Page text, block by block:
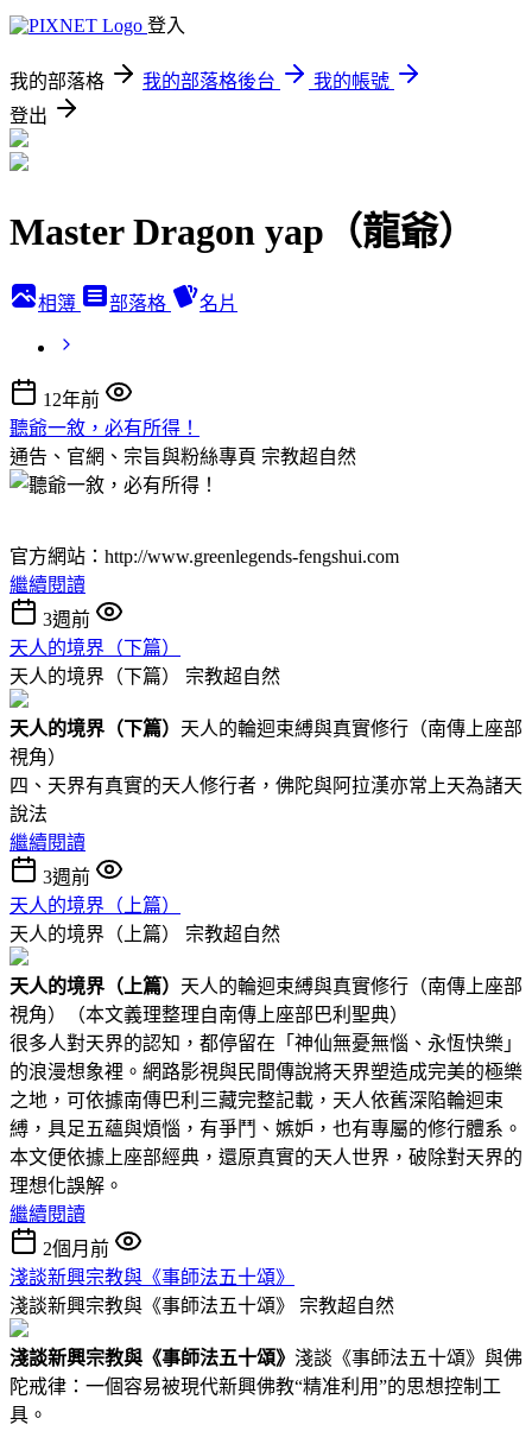
登入
我的部落格 我的部落格後台
我的帳號
登出
Master Dragon yap（龍爺）
相簿 部落格 名片
12年前
聽爺一敘，必有所得！
通告、官網、宗旨與粉絲專頁 宗教超自然
官方網站：http://www.greenlegends-fengshui.com
繼續閱讀
3週前
天人的境界（下篇）
天人的境界（下篇） 宗教超自然
天人的境界（下篇） 天人的輪迴束縛與真實修行（南傳上座部
視角）
四、天界有真實的天人修行者，佛陀與阿拉漢亦常上天為諸天
說法
繼續閱讀
3週前
天人的境界（上篇）
天人的境界（上篇） 宗教超自然
天人的境界（ 上篇） 天人的輪迴束縛與真實修行（南傳上座部
視角）（本文義理整理自南傳上座部巴利聖典）
很多人對天界的認知，都停留在「神仙無憂無惱、永恆快樂」
的浪漫想象裡。網路影視與民間傳說將天界塑造成完美的極樂
之地，可依據南傳巴利三藏完整記載，天人依舊深陷輪迴束
縛，具足五蘊與煩惱，有爭鬥、嫉妒，也有專屬的修行體系。
本文便依據上座部經典，還原真實的天人世界，破除對天界的
理想化誤解。
繼續閱讀
2個月前
淺談新興宗教與《事師法五十頌》
淺談新興宗教與《事師法五十頌》 宗教超自然
淺談新興宗教與 《事師法五十頌》 淺談《事師法五十頌》與佛
陀戒律：一個容易被現代新興佛教“精准利用”的思想控制工
具。